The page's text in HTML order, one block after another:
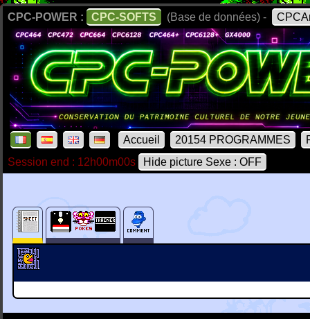
CPC-POWER : CPC-SOFTS (Base de données) -
Accueil 20154 PROGRAMMES
Session end : 12h00m00s
Hide picture Sexe : OFF